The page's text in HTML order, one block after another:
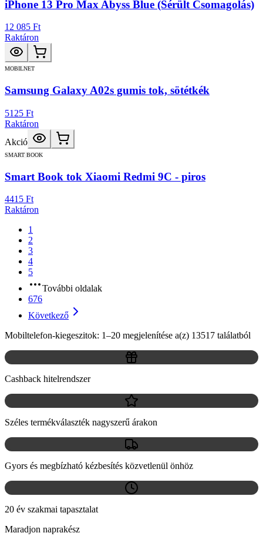
iPhone 13 Pro Max Abyss Blue (Sérült Csomagolás)
12 085 Ft
Raktáron
MOBILNET
Samsung Galaxy A02s gumis tok, sötétkék
5125 Ft
Raktáron
Akció
SMART BOOK
Smart Book tok Xiaomi Redmi 9C - piros
4415 Ft
Raktáron
1
2
3
4
5
További oldalak
676
Következő
Mobiltelefon-kiegeszitok: 1–20 megjelenítése a(z) 13517 találatból
Cashback hitelrendszer
Széles termékválaszték nagyszerű árakon
Gyors és megbízható kézbesítés közvetlenül önhöz
20 év szakmai tapasztalat
Maradjon naprakész